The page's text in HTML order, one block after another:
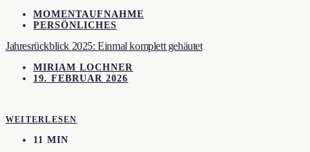
MOMENTAUFNAHME
PERSÖNLICHES
Jahresrückblick 2025: Einmal komplett gehäutet
MIRIAM LOCHNER
19. FEBRUAR 2026
WEITERLESEN
11 MIN